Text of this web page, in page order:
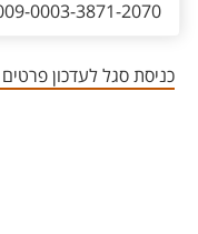
0003-3871-2070
כניסת סגל לעדכון